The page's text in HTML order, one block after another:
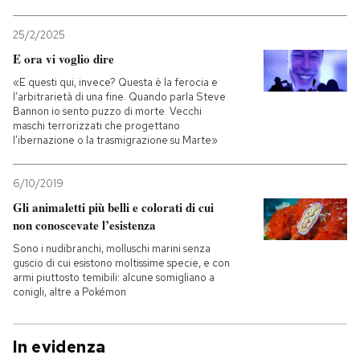
25/2/2025
E ora vi voglio dire
«E questi qui, invece? Questa è la ferocia e
l’arbitrarietà di una fine. Quando parla Steve
Bannon io sento puzzo di morte. Vecchi
maschi terrorizzati che progettano
l’ibernazione o la trasmigrazione su Marte»
6/10/2019
Gli animaletti più belli e colorati di cui
non conoscevate l’esistenza
Sono i nudibranchi, molluschi marini senza
guscio di cui esistono moltissime specie, e con
armi piuttosto temibili: alcune somigliano a
conigli, altre a Pokémon
In evidenza